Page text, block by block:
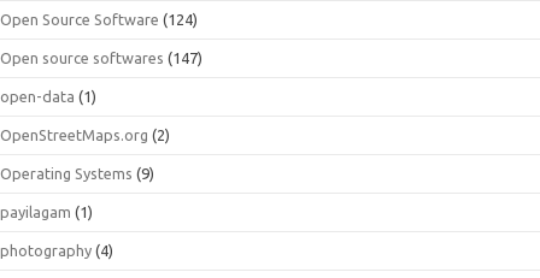
Open Source Software (124)
Open source softwares (147)
open-data (1)
OpenStreetMaps.org (2)
Operating Systems (9)
payilagam (1)
photography (4)